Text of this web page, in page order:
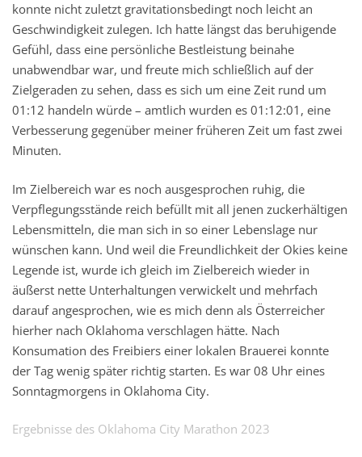
konnte nicht zuletzt gravitationsbedingt noch leicht an
Geschwindigkeit zulegen. Ich hatte längst das beruhigende
Gefühl, dass eine persönliche Bestleistung beinahe
unabwendbar war, und freute mich schließlich auf der
Zielgeraden zu sehen, dass es sich um eine Zeit rund um
01:12 handeln würde – amtlich wurden es 01:12:01, eine
Verbesserung gegenüber meiner früheren Zeit um fast zwei
Minuten.
Im Zielbereich war es noch ausgesprochen ruhig, die
Verpflegungsstände reich befüllt mit all jenen zuckerhältigen
Lebensmitteln, die man sich in so einer Lebenslage nur
wünschen kann. Und weil die Freundlichkeit der Okies keine
Legende ist, wurde ich gleich im Zielbereich wieder in
äußerst nette Unterhaltungen verwickelt und mehrfach
darauf angesprochen, wie es mich denn als Österreicher
hierher nach Oklahoma verschlagen hätte. Nach
Konsumation des Freibiers einer lokalen Brauerei konnte
der Tag wenig später richtig starten. Es war 08 Uhr eines
Sonntagmorgens in Oklahoma City.
Ergebnisse des Oklahoma City Marathon 2023